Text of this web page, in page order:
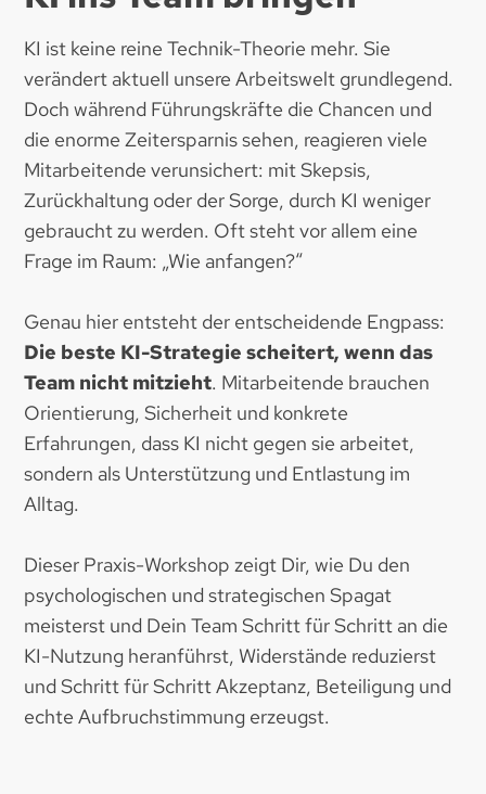
KI ist keine reine Technik-Theorie mehr. Sie
verändert aktuell unsere Arbeitswelt grundlegend.
Doch während Führungskräfte die Chancen und
die enorme Zeitersparnis sehen, reagieren viele
Mitarbeitende verunsichert: mit Skepsis,
Zurückhaltung oder der Sorge, durch KI weniger
gebraucht zu werden. Oft steht vor allem eine
Frage im Raum: „Wie anfangen?“
Genau hier entsteht der entscheidende Engpass:
Die beste KI-Strategie scheitert, wenn das
Team nicht mitzieht. Mitarbeitende brauchen
Orientierung, Sicherheit und konkrete
Erfahrungen, dass KI nicht gegen sie arbeitet,
sondern als Unterstützung und Entlastung im
Alltag.
Dieser Praxis-Workshop zeigt Dir, wie Du den
psychologischen und strategischen Spagat
meisterst und Dein Team Schritt für Schritt an die
KI-Nutzung heranführst, Widerstände reduzierst
und Schritt für Schritt Akzeptanz, Beteiligung und
echte Aufbruchstimmung erzeugst.